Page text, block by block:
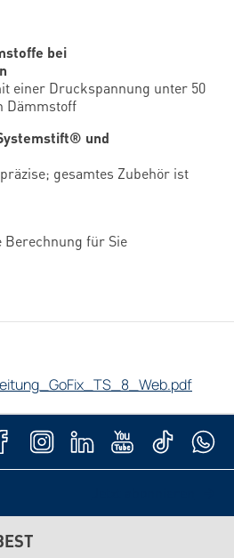
bei
einer Druckspannung unter 50
Dämmstoff
und
gesamtes Zubehör ist
für Sie